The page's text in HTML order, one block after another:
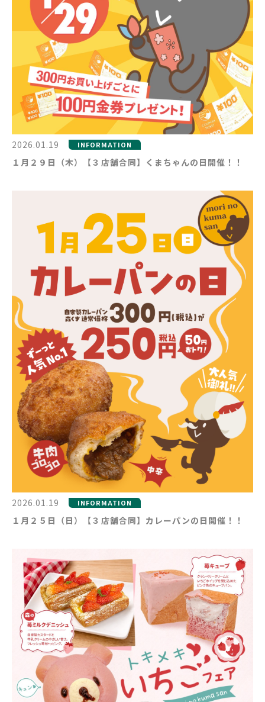
2026.01.19 INFORMATION
１月２９日（木）【３店舗合同】くまちゃんの日開催！！
2026.01.19 INFORMATION
１月２５日（日）【３店舗合同】カレーパンの日開催！！